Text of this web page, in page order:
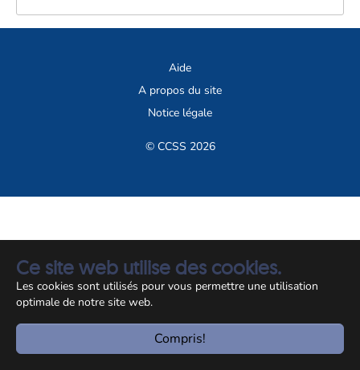
Ce site web utilise des cookies.
Les cookies sont utilisés pour vous permettre une utilisation
optimale de notre site web.
Compris!
Aide
A propos du site
Notice légale
© CCSS 2026